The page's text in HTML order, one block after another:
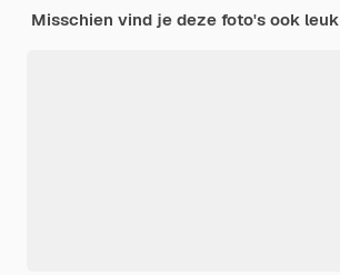
Misschien vind je deze foto's ook leuk